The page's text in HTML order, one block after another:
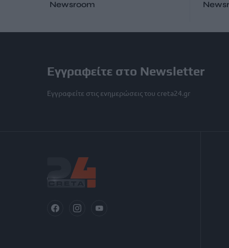
Newsroom
Εγγραφείτε στο Newsletter
Εγγραφείτε στις ενημερώσεις του creta24.gr